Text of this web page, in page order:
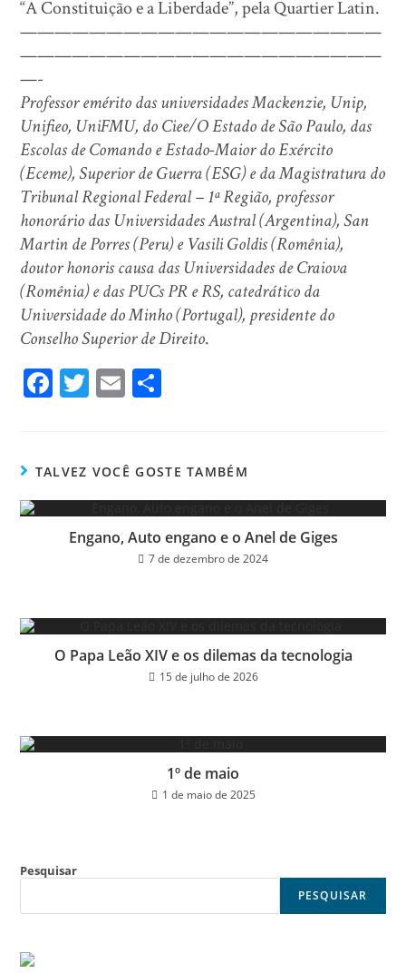
“A Constituição e a Liberdade”, pela Quartier Latin.
—————————————————————
—————————————————————
—-
Professor emérito das universidades Mackenzie, Unip,
Unifieo, UniFMU, do Ciee/O Estado de São Paulo, das
Escolas de Comando e Estado-Maior do Exército
(Eceme), Superior de Guerra (ESG) e da Magistratura do
Tribunal Regional Federal – 1ª Região, professor
honorário das Universidades Austral (Argentina), San
Martin de Porres (Peru) e Vasili Goldis (Romênia),
doutor honoris causa das Universidades de Craiova
(Romênia) e das PUCs PR e RS, catedrático da
Universidade do Minho (Portugal), presidente do
Conselho Superior de Direito.
Fa
ok
T
er
E
TALVEZ VOCÊ GOSTE TAMBÉM
Engano, Auto engano e o Anel de Giges
7 de dezembro de 2024
O Papa Leão XIV e os dilemas da tecnologia
15 de julho de 2026
1º de maio
1 de maio de 2025
Pesquisar
PESQUISAR